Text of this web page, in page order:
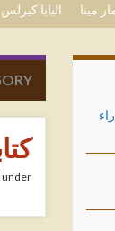
مينا البابا كيرلس
under